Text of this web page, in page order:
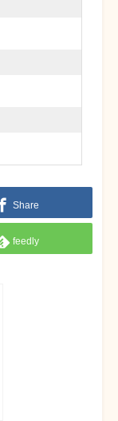
Share
feedly